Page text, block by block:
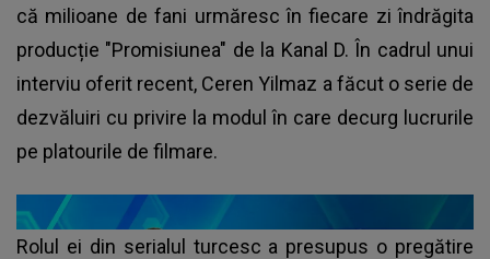
că milioane de fani urmăresc în fiecare zi îndrăgita
producție "Promisiunea" de la Kanal D. În cadrul unui
interviu oferit recent, Ceren Yilmaz a făcut o serie de
dezvăluiri cu privire la modul în care decurg lucrurile
pe platourile de filmare.
Rolul ei din serialul turcesc a presupus o pregătire